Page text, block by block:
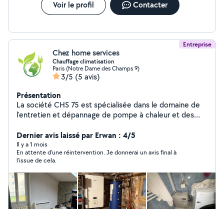
Confiance Excellence
Voir le profil Contacter
Entreprise
Chez home services
Chauffage climatisation
Paris (Notre Dame des Champs 9)
3/5 (5 avis)
Présentation
La société CHS 75 est spécialisée dans le domaine de
l'entretien et dépannage de pompe à chaleur et des
France sous 24h. Nous réalisons des devis gratuit pour
votre futur installation . Nous avons toutes les
qualifications requises pour effectuer la manipulation
des fluides
Dernier avis laissé par Erwan : 4/5
Il y a 1 mois
En attente d'une réintervention. Je donnerai un avis final à
l'issue de cela.